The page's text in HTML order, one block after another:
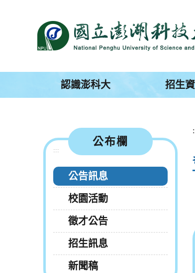
區
認識澎科大 招生
:::
公布欄
公告訊息
校園活動
徵才公告
招生訊息
新聞稿